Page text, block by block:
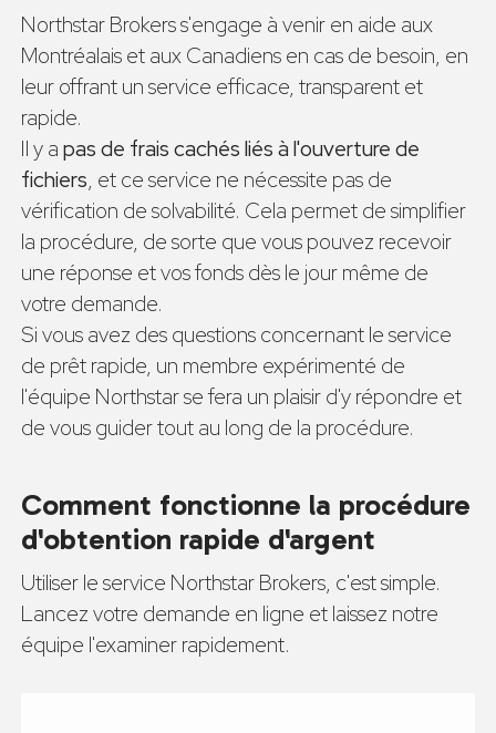
Northstar Brokers s'engage à venir en aide aux
Montréalais et aux Canadiens en cas de besoin, en
leur offrant un service efficace, transparent et
rapide.
Il y a pas de frais cachés liés à l'ouverture de
fichiers, et ce service ne nécessite pas de
vérification de solvabilité. Cela permet de simplifier
la procédure, de sorte que vous pouvez recevoir
une réponse et vos fonds dès le jour même de
votre demande.
Si vous avez des questions concernant le service
de prêt rapide, un membre expérimenté de
l'équipe Northstar se fera un plaisir d'y répondre et
de vous guider tout au long de la procédure.
Comment fonctionne la procédure
d'obtention rapide d'argent
Utiliser le service Northstar Brokers, c'est simple.
Lancez votre demande en ligne et laissez notre
équipe l'examiner rapidement.